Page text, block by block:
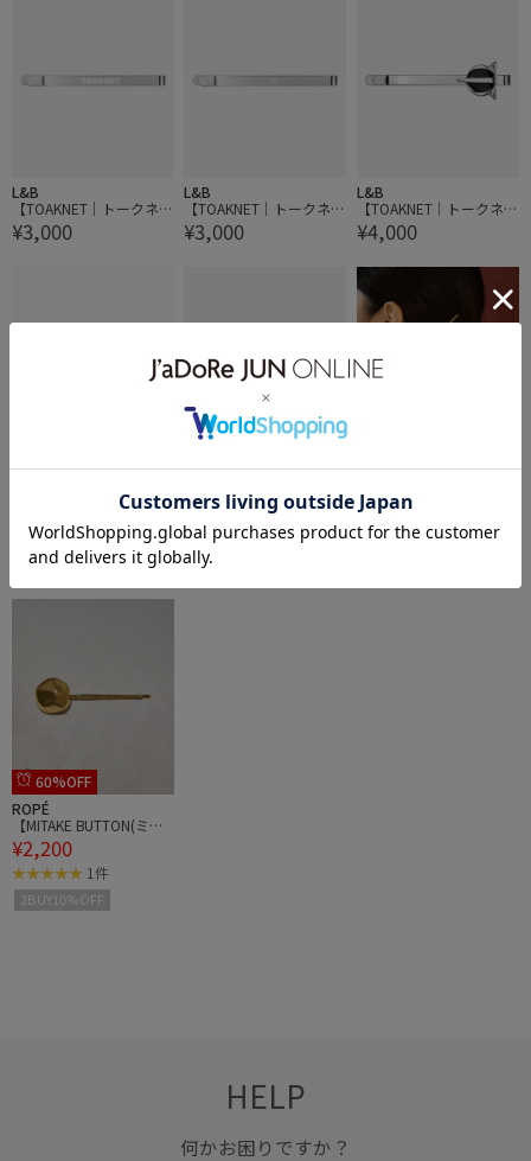
L&B
【TOAKNET｜トークネッ
ト】BOBBY LOGO THICK
¥3,000
L&B
【TOAKNET｜トークネッ
ト】BOBBY SYMBOL THI
¥3,000
L&B
【TOAKNET｜トークネッ
ト】BOBBY PS
¥4,000
L&B
【TOAKNET｜トークネッ
L&B
【TOAKNET｜トークネッ
ト】BOBBY PS
¥4,000
ROPÉ
【MITAKE BUTTON(ミタ
ケボタン)】モチーフヘア
ピン
¥2,200
1件
60%OFF
ROPÉ
【MITAKE BUTTON(ミタ
ケボタン)】モチーフヘア
ピン
¥2,200
1件
2BUY10%OFF
HELP
何かお困りですか？